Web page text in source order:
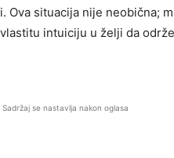
situacija nije neobična;
intuiciju u želji da
Sadržaj se nastavlja nakon oglasa